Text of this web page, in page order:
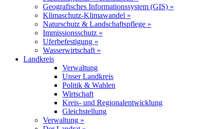
Geografisches Informationssystem (GIS) »
Klimaschutz-Klimawandel »
Naturschutz & Landschaftspflege »
Immissionsschutz »
Uferbefestigung »
Wasserwirtschaft »
Landkreis
Verwaltung
Unser Landkreis
Politik & Wahlen
Wirtschaft
Kreis- und Regionalentwicklung
Gleichstellung
Verwaltung »